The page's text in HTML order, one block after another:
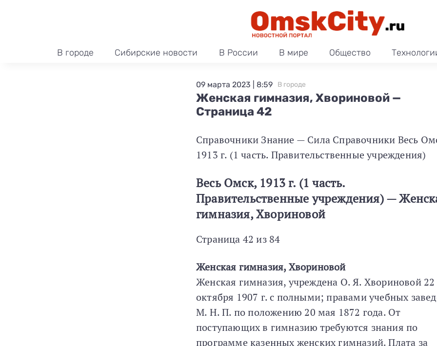
В городе Сибирские новости В России В мире Общество
Женская гимназия, Хвориновой —
Страница 42
09 марта 2023 | 8:59 В городе
Справочники Знание — Сила Справочники Весь
1913 г. (1 часть. Правительственные учреждения)
Весь Омск, 1913 г. (1 часть.
Правительственные учреждения) —
гимназия, Хвориновой
Страница 42 из 84
Женская гимназия, Хвориновой
Женская гимназия, учреждена О. Я. Хвориновой 22
октября 1907 г. с полными; правами учебных
М. Н. П. по положению 20 мая 1872 года. От
поступающих в гимназию требуются знания по
программе казенных женских гимназий. Плата за